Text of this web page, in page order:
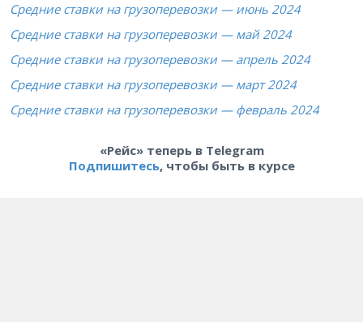
Средние ставки на грузоперевозки — июнь 2024
Средние ставки на грузоперевозки — май 2024
Средние ставки на грузоперевозки — апрель 2024
Средние ставки на грузоперевозки — март 2024
Средние ставки на грузоперевозки — февраль 2024
«Рейс» теперь в Telegram
Подпишитесь, чтобы быть в курсе